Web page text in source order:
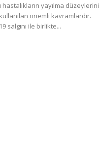
hastalıkların yayılma düzeylerini
önemli kavramlardır.
salgını ile birlikte...